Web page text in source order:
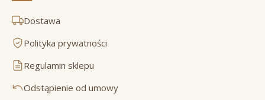
Dostawa
Polityka prywatności
Regulamin sklepu
Odstąpienie od umowy